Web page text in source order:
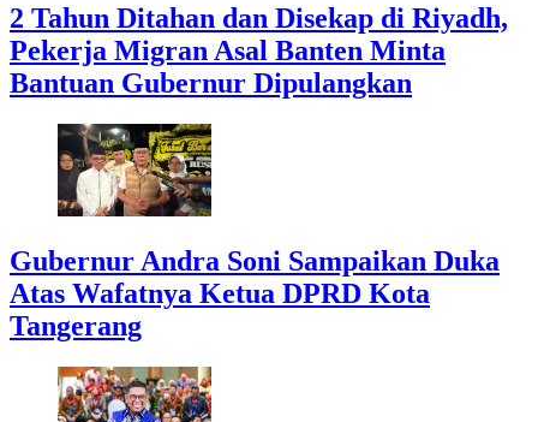
2 Tahun Ditahan dan Disekap di Riyadh,
Pekerja Migran Asal Banten Minta
Bantuan Gubernur Dipulangkan
Gubernur Andra Soni Sampaikan Duka
Atas Wafatnya Ketua DPRD Kota
Tangerang